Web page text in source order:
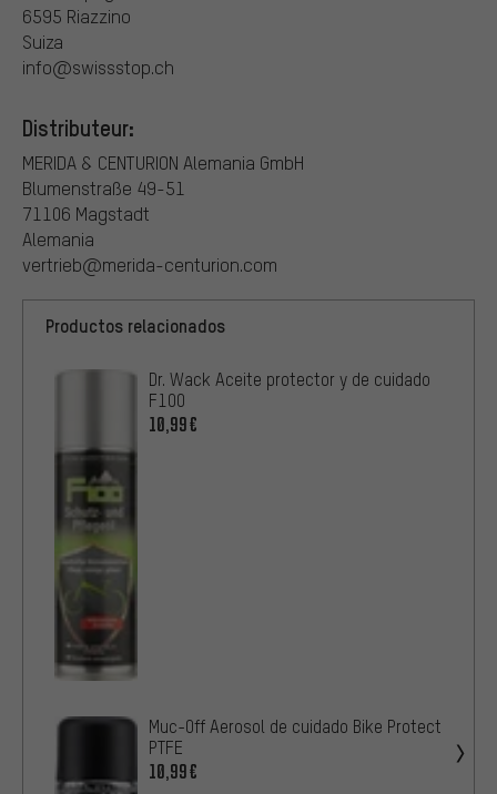
6595 Riazzino
Suiza
info@swissstop.ch
Distributeur:
MERIDA & CENTURION Alemania GmbH
Blumenstraße 49-51
71106 Magstadt
Alemania
vertrieb@merida-centurion.com
Productos relacionados
Dr. Wack Aceite protector y de cuidado
F100
10,99€
Muc-Off Aerosol de cuidado Bike Protect
PTFE
10,99€